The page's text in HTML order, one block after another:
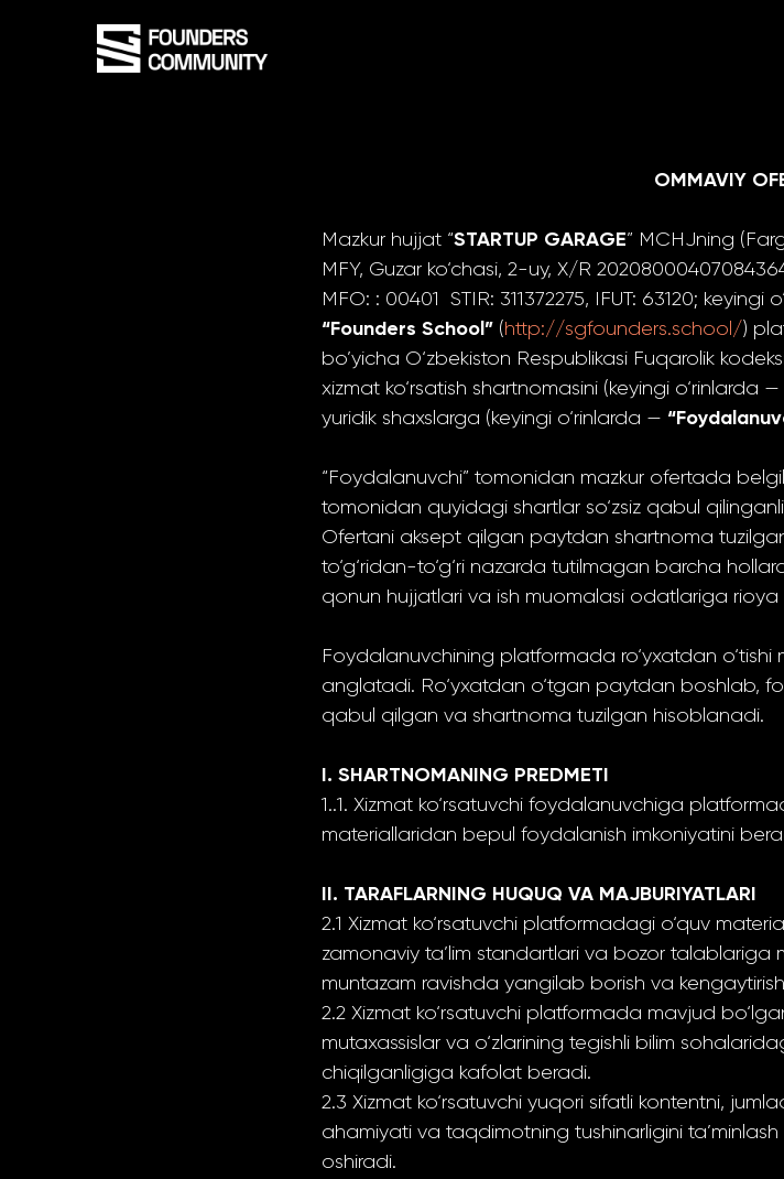
OMMAVIY
Mazkur hujjat “STARTUP GARAGE” MCHJning
MFY, Guzar ko‘chasi, 2-uy, X/R
MFO: : 00401 STIR: 311372275, IFUT: 63120; keyingi
“Founders School” (http://sgfounders.school/)
bo’yicha O‘zbekiston Respublikasi Fuqarolik
xizmat ko‘rsatish shartnomasini (keyingi o‘rinlarda —
yuridik shaxslarga (keyingi o‘rinlarda —
“Foydalanuvchi” tomonidan mazkur ofertada
tomonidan quyidagi shartlar so‘zsiz qabul
Ofertani aksept qilgan paytdan shartnoma
to‘g‘ridan-to‘g‘ri nazarda tutilmagan barcha
qonun hujjatlari va ish muomalasi odatlariga rioya
Foydalanuvchining platformada ro‘yxatdan
anglatadi. Ro‘yxatdan o‘tgan paytdan boshlab,
qabul qilgan va shartnoma tuzilgan hisoblanadi.
I. SHARTNOMANING PREDMETI
1..1. Xizmat ko‘rsatuvchi foydalanuvchiga
materiallaridan bepul foydalanish imkoniyatini
II. TARAFLARNING HUQUQ VA MAJBURIYATLARI
2.1 Xizmat ko‘rsatuvchi platformadagi o‘quv
zamonaviy ta’lim standartlari va bozor talablariga
muntazam ravishda yangilab borish va
2.2 Xizmat ko‘rsatuvchi platformada mavjud
mutaxassislar va o‘zlarining tegishli bilim
chiqilganligiga kafolat beradi.
2.3 Xizmat ko‘rsatuvchi yuqori sifatli kontentni,
ahamiyati va taqdimotning tushinarligini
oshiradi.